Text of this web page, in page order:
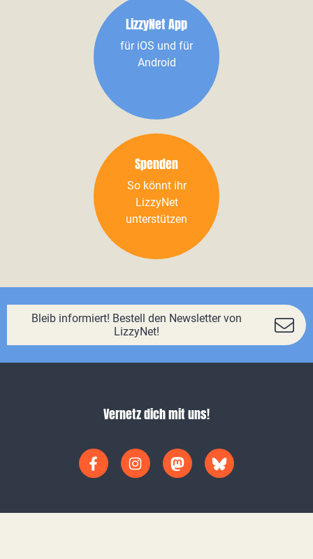
LizzyNet App
für iOS und für
Android
Spenden
So könnt ihr
LizzyNet
unterstützen
Bleib informiert! Bestell den Newsletter von
LizzyNet!
Vernetz dich mit uns!